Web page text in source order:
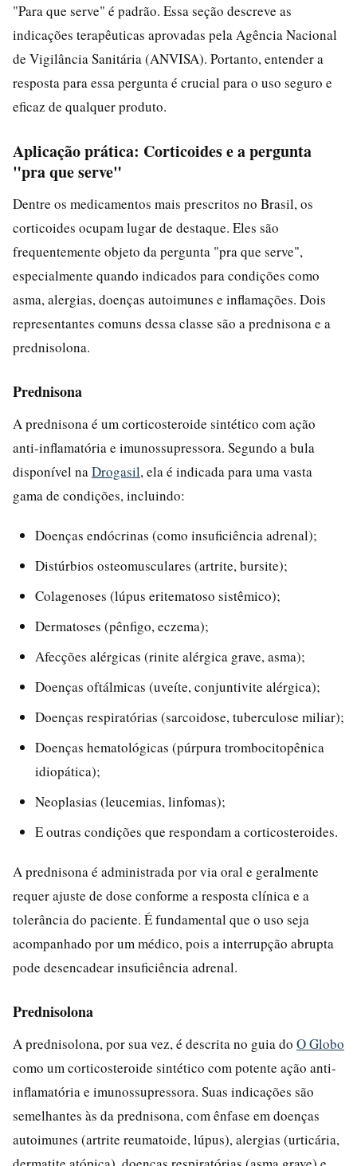
"Para que serve" é padrão. Essa seção descreve as
indicações terapêuticas aprovadas pela Agência Nacional
de Vigilância Sanitária (ANVISA). Portanto, entender a
resposta para essa pergunta é crucial para o uso seguro e
eficaz de qualquer produto.
Aplicação prática: Corticoides e a pergunta
"pra que serve"
Dentre os medicamentos mais prescritos no Brasil, os
corticoides ocupam lugar de destaque. Eles são
frequentemente objeto da pergunta "pra que serve",
especialmente quando indicados para condições como
asma, alergias, doenças autoimunes e inflamações. Dois
representantes comuns dessa classe são a prednisona e a
prednisolona.
Prednisona
A prednisona é um corticosteroide sintético com ação
anti-inflamatória e imunossupressora. Segundo a bula
disponível na Drogasil, ela é indicada para uma vasta
gama de condições, incluindo:
Doenças endócrinas (como insuficiência adrenal);
Distúrbios osteomusculares (artrite, bursite);
Colagenoses (lúpus eritematoso sistêmico);
Dermatoses (pênfigo, eczema);
Afecções alérgicas (rinite alérgica grave, asma);
Doenças oftálmicas (uveíte, conjuntivite alérgica);
Doenças respiratórias (sarcoidose, tuberculose miliar);
Doenças hematológicas (púrpura trombocitopênica
idiopática);
Neoplasias (leucemias, linfomas);
E outras condições que respondam a corticosteroides.
A prednisona é administrada por via oral e geralmente
requer ajuste de dose conforme a resposta clínica e a
tolerância do paciente. É fundamental que o uso seja
acompanhado por um médico, pois a interrupção abrupta
pode desencadear insuficiência adrenal.
Prednisolona
A prednisolona, por sua vez, é descrita no guia do O Globo
como um corticosteroide sintético com potente ação anti-
inflamatória e imunossupressora. Suas indicações são
semelhantes às da prednisona, com ênfase em doenças
autoimunes (artrite reumatoide, lúpus), alergias (urticária,